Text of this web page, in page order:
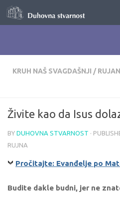
Skip to content
KRUH NAŠ SVAGDAŠNJI /
Živite kao da Isus
BY DUHOVNA STVARNOST ·
RUJNA
Pročitajte: Evanđelje po
Budite dakle budni, jer ne